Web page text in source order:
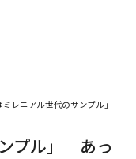
ミレニアル世代のサンプル」 あ
ンプル」 あっ